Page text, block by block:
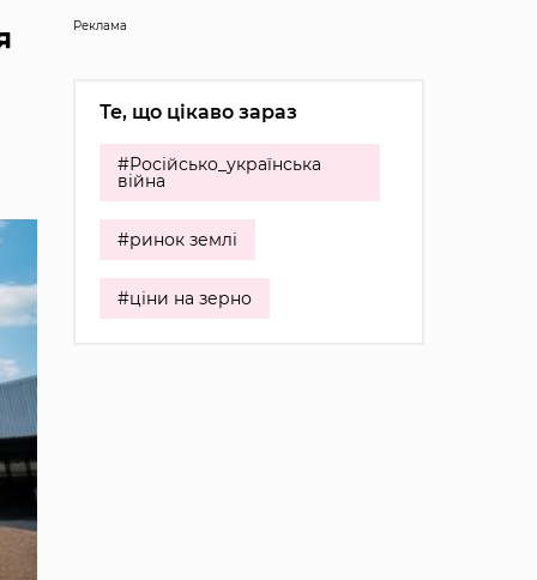
Реклама
Те, що цікаво зараз
#Російсько_українська
війна
#ринок землі
#ціни на зерно